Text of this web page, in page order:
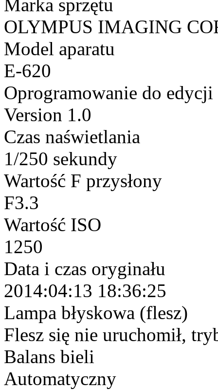
Marka sprzętu
OLYMPUS IMAGING
Model aparatu
E-620
Oprogramowanie do edycji
Version 1.0
Czas naświetlania
1/250 sekundy
Wartość F przysłony
F3.3
Wartość ISO
1250
Data i czas oryginału
2014:04:13 18:36:25
Lampa błyskowa (flesz)
Flesz się nie uruchomił,
Balans bieli
Automatyczny